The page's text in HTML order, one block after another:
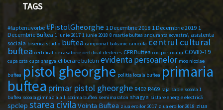
TAGS
#faptenuvorbe #PistolGheorghe 1 Decembrie 2018 1 Decembrie 2019 1
Decembrie Buftea 1 iunie 2017 1 iunie 2018 8 martie buftea anduranta ecvestra\ asistenta
sociala biserica studio buftea campionat balcanic canicula centrul cultural
buftea certificat de casatorie certificat de deces CFR Buftea cod portocaliu COVID-19
cupa csta cupa shagya eliberare buletin evidenta persoanelor mos nicolae
buftea pistol gheorghe politia locala buftea primaria
buftea primar pistol gheorghe R402 R469 raja sabie scoala 1
buftea scoala gimnaziala 1 scrima buftea semimaraton shagya sistare energie electrică
spclep starea civila Vointa Buftea ziua eroilor 2017 ziua eroilor 2018 ziua